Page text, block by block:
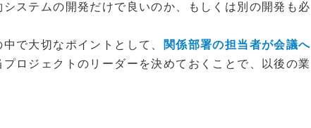
ステムの開発だけで良いのか、もしくは別の開発も必
で大切なポイントとして、
関係部署の担当者が会議へ
プロジェクトのリーダーを決めておくことで、以後の業